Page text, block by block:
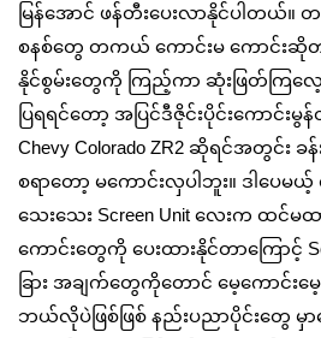
မြန်အောင် ဖန်တီးပေးလာနိုင်ပါတယ်။
စနစ်တွေ တကယ် ကောင်းမ ကောင်း
နိုင်စွမ်းတွေကို ကြည့်ကာ ဆုံးဖြတ်ကြလေ့
ပြရရင်တော့ အပြင်ဒီဇိုင်းပိုင်းကောင်းမွ
Chevy Colorado ZR2 ဆိုရင်အတွင်း
စရာတော့ မကောင်းလှပါဘူး။ ဒါပေ
သေးသေး Screen Unit လေးက ထင်
ကောင်းတွေကို ပေးထားနိုင်တာကြောင့်
ခြား အချက်တွေကိုတောင် မေ့ကောင်း
ဘယ်လိုပဲဖြစ်ဖြစ် နည်းပညာပိုင်းတွေ မှ